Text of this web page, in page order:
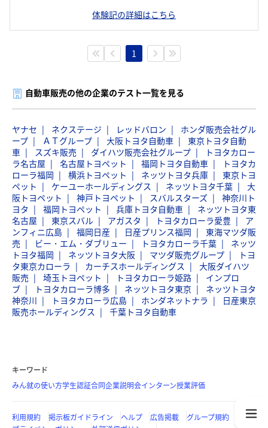
体験記の詳細はこちら
1
自動車販売の他の企業のテスト一覧を見る
ヤナセ ネクステージ レッドバロン
ホンダ販売会社グル
ープ
ＡＴグループ 大阪トヨタ自動車
東京トヨタ自動
車
スズキ販売 ダイハツ販売会社グループ
トヨタカロー
ラ名古屋
名古屋トヨペット 福岡トヨタ自動車
トヨタカ
ローラ福岡
横浜トヨペット ネッツトヨタ兵庫
東京トヨ
ペット
ケーユーホールディングス ネッツトヨタ千葉
大
阪トヨペット
神戸トヨペット スバルスターズ
神奈川ト
ヨタ
福岡トヨペット 兵庫トヨタ自動車
ネッツトヨタ東
名古屋
東京スバル アガスタ トヨタカローラ愛豊
ア
ンフィニ広島
福岡日産 日産プリンス福岡
東海マツダ販
売
ビー・エム・ダブリュー トヨタカローラ千葉
ネッツ
トヨタ福岡
ネッツトヨタ大阪 マツダ販売グループ
トヨ
タ東京カローラ
カーチスホールディングス
大阪ダイハツ
販売
埼玉トヨペット トヨタカローラ姫路
インプロ
ブ
トヨタカローラ博多 ネッツトヨタ東京
ネッツトヨタ
神奈川
トヨタカローラ広島 ホンダネットナラ
日産東京
販売ホールディングス
千葉トヨタ自動車
キーワード
みん就の使い方学生認証合同企業説明会インターン授業評価
利用規約 掲示板ガイドライン ヘルプ 広告掲載
グループ規約